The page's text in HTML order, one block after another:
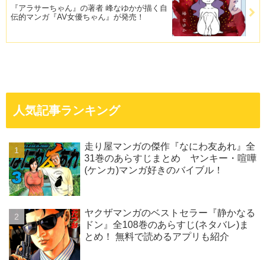
『アラサーちゃん』の著者 峰なゆかが描く自
伝的マンガ『AV女優ちゃん』が発売！
人気記事ランキング
走り屋マンガの傑作『なにわ友あれ』全
31巻のあらすじまとめ ヤンキー・喧嘩
(ケンカ)マンガ好きのバイブル！
ヤクザマンガのベストセラー『静かなる
ドン』全108巻のあらすじ(ネタバレ)ま
とめ！ 無料で読めるアプリも紹介